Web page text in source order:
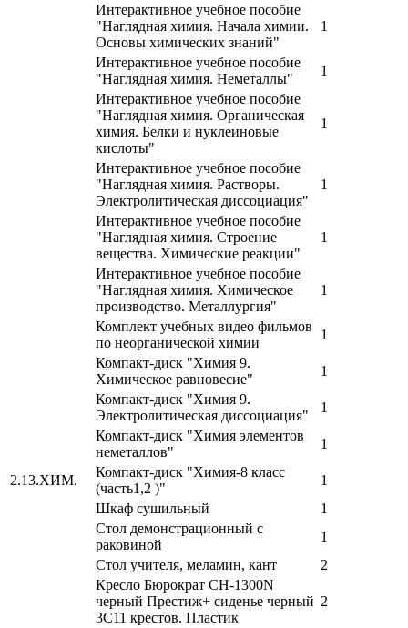
Интерактивное учебное пособие
"Наглядная химия. Начала химии.
Основы химических знаний"
1
Интерактивное учебное пособие
"Наглядная химия. Неметаллы"
1
Интерактивное учебное пособие
"Наглядная химия. Органическая
химия. Белки и нуклеиновые
кислоты"
1
Интерактивное учебное пособие
"Наглядная химия. Растворы.
Электролитическая диссоциация"
1
Интерактивное учебное пособие
"Наглядная химия. Строение
вещества. Химические реакции"
1
Интерактивное учебное пособие
"Наглядная химия. Химическое
производство. Металлургия"
1
Комплект учебных видео фильмов
по неорганической химии
1
Компакт-диск "Химия 9.
Химическое равновесие"
1
Компакт-диск "Химия 9.
Электролитическая диссоциация"
1
Компакт-диск "Химия элементов
неметаллов"
1
2.13.ХИМ.
Компакт-диск "Химия-8 класс
(часть1,2 )"
1
Шкаф сушильный
1
Стол демонстрационный с
раковиной
1
Стол учителя, меламин, кант
2
Кресло Бюрократ CH-1300N
черный Престиж+ сиденье черный
3C11 крестов. Пластик
2